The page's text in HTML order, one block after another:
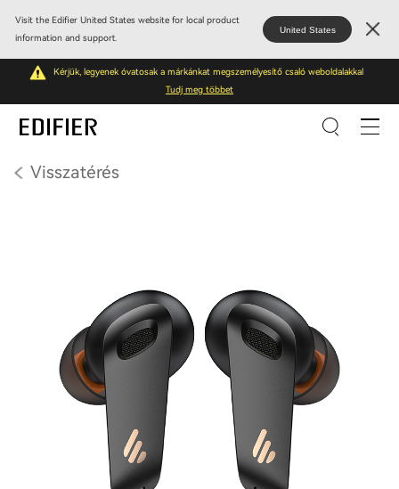
Visit the Edifier United States website for local product
information and support.
United States
Kérjük, legyenek óvatosak a márkánkat megszemélyesítő csaló weboldalakkal
Tudj meg többet
Visszatérés